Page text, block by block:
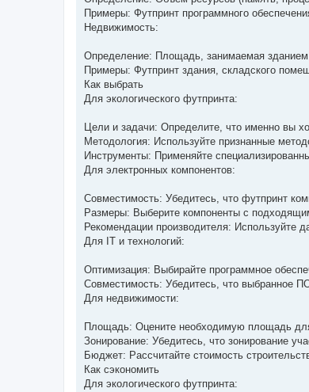
Примеры: Футпринт программного
Недвижимость:
Определение: Площадь, занимаемая зданием
Примеры: Футпринт здания, складского
Как выбрать
Для экологического футпринта:
Цели и задачи: Определите, что именно вы
Методология: Используйте признанные
Инструменты: Применяйте
Для электронных компонентов:
Совместимость: Убедитесь, что футпринт
Размеры: Выберите компоненты с
Рекомендации производителя: Используйте
Для IT и технологий:
Оптимизация: Выбирайте программное
Совместимость: Убедитесь, что выбранное
Для недвижимости:
Площадь: Оцените необходимую площадь
Зонирование: Убедитесь, что зонирование
Бюджет: Рассчитайте стоимость
Как сэкономить
Для экологического футпринта: